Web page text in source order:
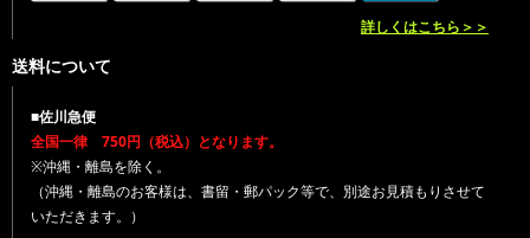
詳しくはこちら＞＞
送料について
■佐川急便
全国一律 750円（税込）となります。
※沖縄・離島を除く。
（沖縄・離島のお客様は、書留・郵パック等で、別途お見積もりさせて
いただきます。）